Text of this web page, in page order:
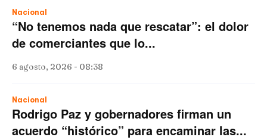
Nacional
“No tenemos nada que rescatar”: el dolor
de comerciantes que lo...
6 agosto, 2026 - 08:38
Nacional
Rodrigo Paz y gobernadores firman un
acuerdo “histórico” para encaminar las...